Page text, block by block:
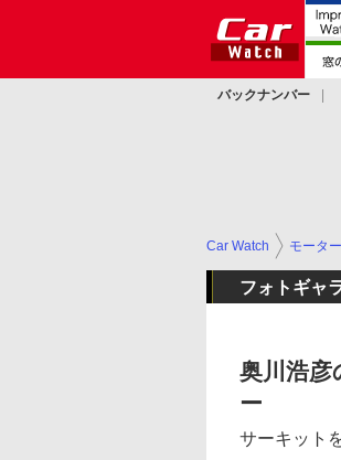
バックナンバー
Car Watch モータ
フォトギャ
奥川浩彦
ー
サーキット